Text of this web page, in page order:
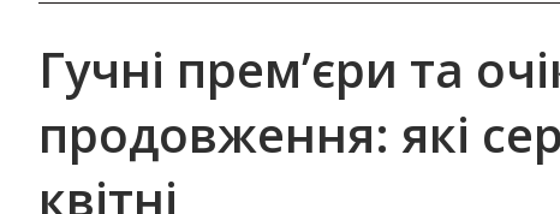
Гучні прем’єри та
продовження: які
квітні